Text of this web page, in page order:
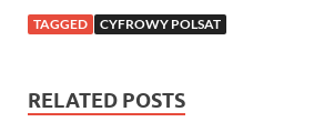
TAGGED CYFROWY POLSAT
RELATED POSTS